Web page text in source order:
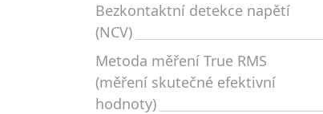
Bezkontaktní detekce napětí
(NCV)
Metoda měření True RMS
(měření skutečné efektivní
hodnoty)